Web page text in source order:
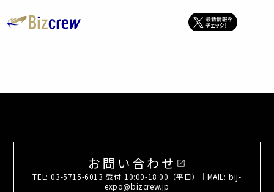
お問い合わせ open_in_new
TEL: 03-5715-6013 受付 10:00-18:00（平日）｜MAIL: bij-
expo@bizcrew.jp